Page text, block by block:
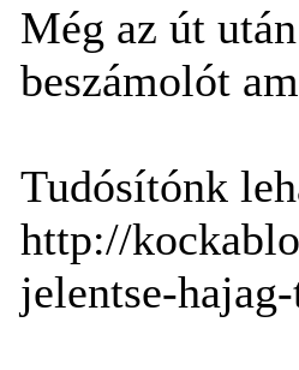
Még az út
beszámolót
Tudósítónk
http://
jelentse-